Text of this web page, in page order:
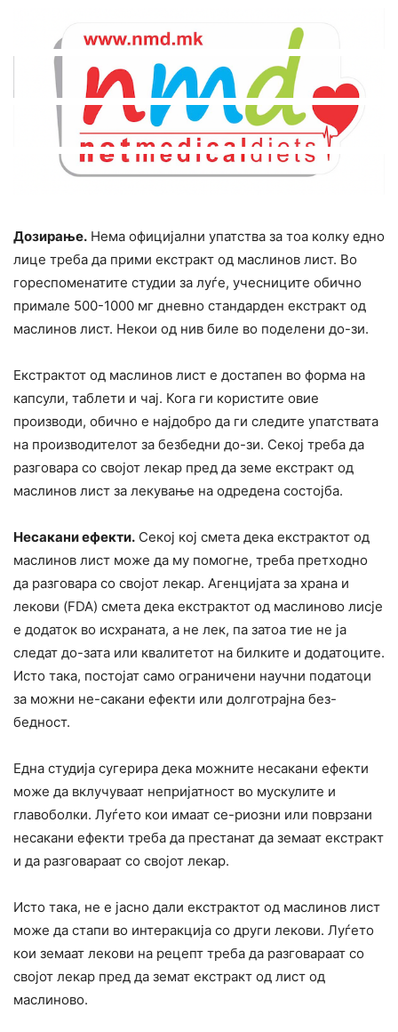
Дозиpање. Нема официјални упатства за тоа колку едно
лице треба да пpими екстракт од маслинов лист. Во
гореспоменатите студии за луѓе, yчесниците обично
пpимале 500-1000 мг дневно стандарден екcтpакт од
маслинов лист. Некои од нив биле во поделени до-зи.
Екстрактот од маслинов лист е достапен во форма на
капсули, таблети и чај. Кога ги користите овие
производи, обично е најдобро да ги следите упатствата
на производителот за безбедни до-зи. Секој треба да
разговара со својот лекар пред да земе екстракт од
маслинов лист за лекување на одредена состојба.
Неcакани ефекти. Секој кој смета дека екстрактот од
маслинов лист може да му помогне, треба претходно
да разговара со својот лекар. Агенцијата за храна и
лекови (FDA) смета дека екстрактот од маслиново лисје
е додаток во исхраната, а не лек, па затоа тие не ја
следат до-зата или квалитетот на билките и додатоците.
Исто така, постојат само ограничени научни податоци
за можни не-сакани ефекти или долготрајна без-
бедност.
Една студија сугерира дека можните неcакани ефекти
може да вклучуваат непријатност во мускулите и
главоболки. Луѓето кои имаат се-риозни или поврзани
неcакани ефекти треба да преcтанат да земаат екcтракт
и да разговараат со својот лекар.
Исто така, не е јасно дали екcтрактот од маслинов лист
може да стапи во интеракција со други лекови. Луѓето
кои земаат лекови на рецепт треба да разговараат со
својот лекар пред да земат екстракт од лист од
маслиново.